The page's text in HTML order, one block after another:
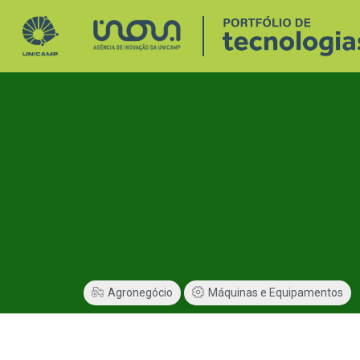
Agronegócio Máquinas e Equipamentos